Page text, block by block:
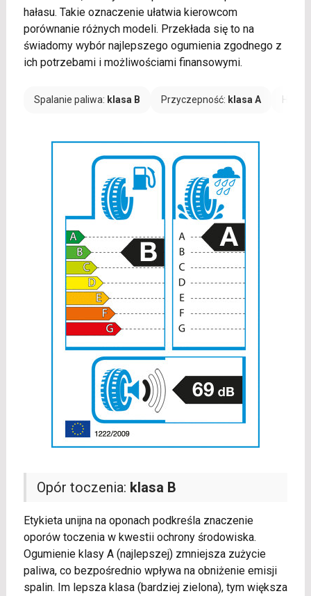
hałasu. Takie oznaczenie ułatwia kierowcom
porównanie różnych modeli. Przekłada się to na
świadomy wybór najlepszego ogumienia zgodnego z
ich potrzebami i możliwościami finansowymi.
Spalanie paliwa: klasa B Przyczepność: klasa A Hałas:
Opór toczenia: klasa B
Etykieta unijna na oponach podkreśla znaczenie
oporów toczenia w kwestii ochrony środowiska.
Ogumienie klasy A (najlepszej) zmniejsza zużycie
paliwa, co bezpośrednio wpływa na obniżenie emisji
spalin. Im lepsza klasa (bardziej zielona), tym większa